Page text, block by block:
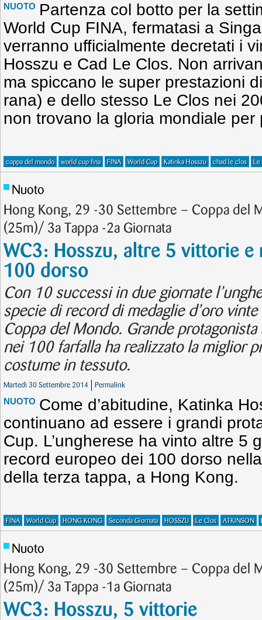
NUOTO Partenza col botto per la
World Cup FINA, fermatasi a
verranno ufficialmente decretati i
Hosszu e Cad Le Clos. Non
ma spiccano le super prestazioni
rana) e dello stesso Le Clos nei
non trovano la gloria mondiale per
coppa del mondo world cup fina FINA World Cup Katinka Hosszu chad le clos Le
Nuoto
Hong Kong, 29 -30 Settembre – Coppa del
(25m)/ 3a Tappa -2a Giornata
WC3: Hosszu, altre 5 vittorie
100 dorso
Con 10 successi in due giornate
specie di record di medaglie d’oro
Coppa del Mondo. Grande
nei 100 farfalla ha realizzato la miglior
costume in tessuto.
Martedì 30 Settembre 2014 Permalink
NUOTO Come d’abitudine, Katinka
continuano ad essere i grandi
Cup. L’ungherese ha vinto altre 5
record europeo dei 100 dorso
della terza tappa, a Hong Kong.
FINA World Cup HONG KONG Seconda Giornata HOSSZU Le Clos ATKINSON
Nuoto
Hong Kong, 29 -30 Settembre – Coppa del
(25m)/ 3a Tappa -1a Giornata
WC3: Hosszu, 5 vittorie